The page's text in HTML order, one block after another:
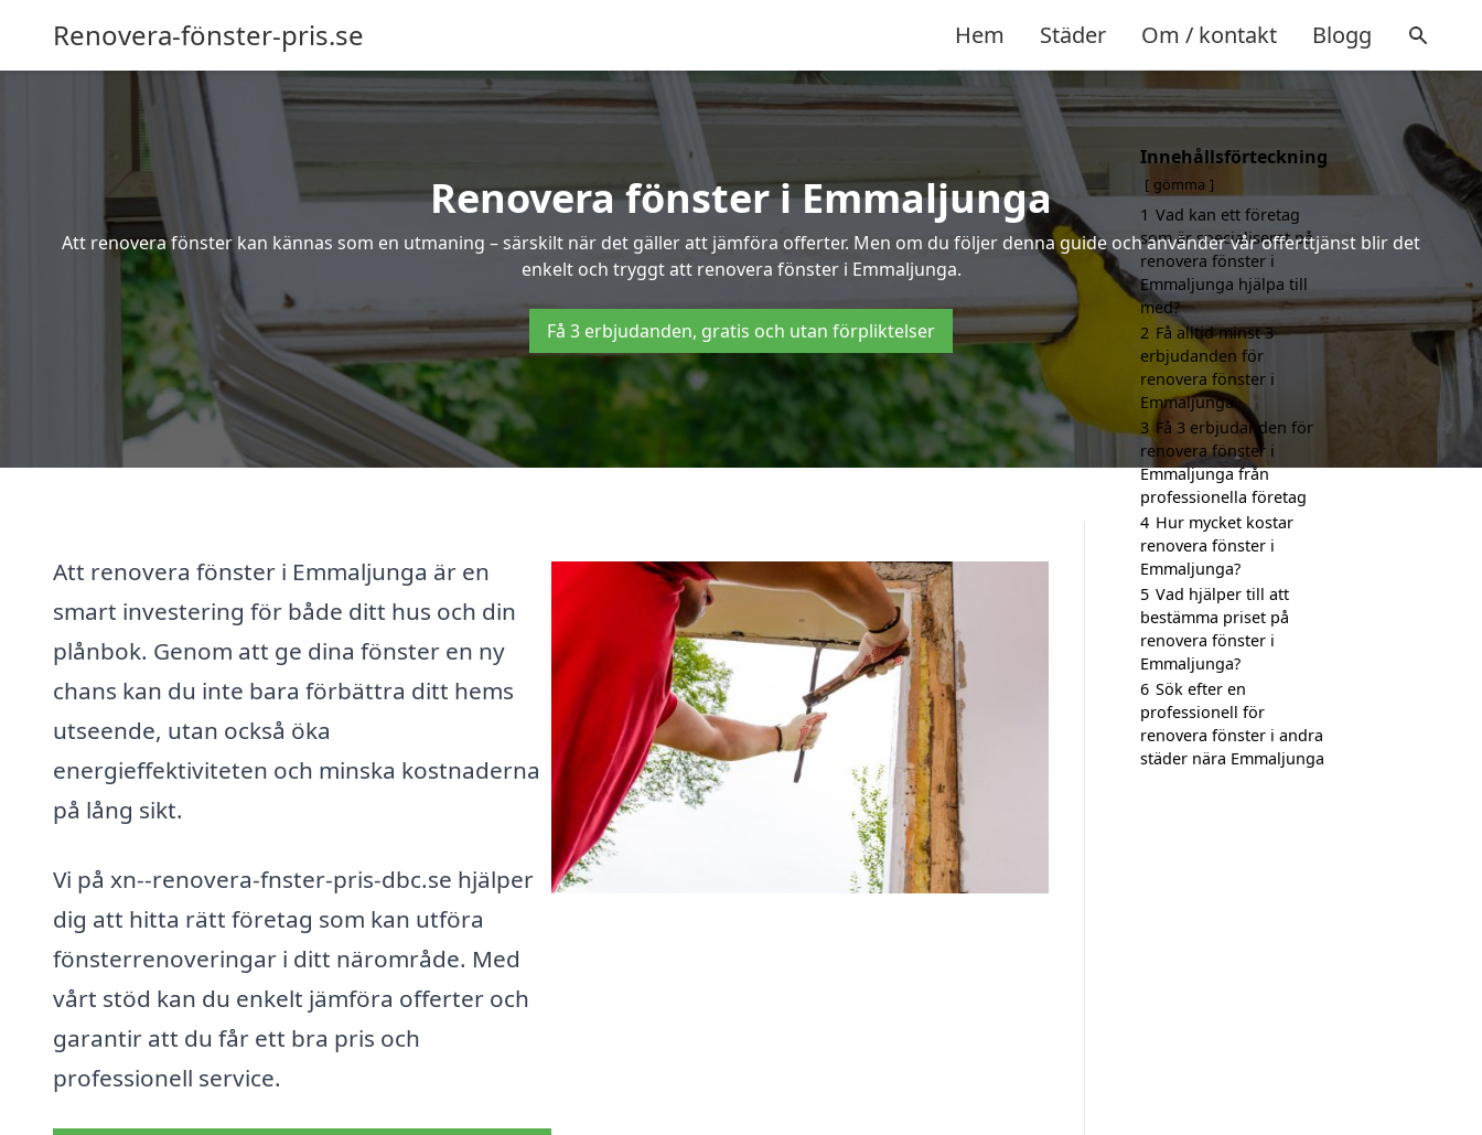
Renovera-fönster-pris.se Hem Städer Om / kontakt Blogg
Renovera fönster i Emmaljunga
Att renovera fönster kan kännas som en utmaning – särskilt när det gäller att jämföra offerter. Men om du följer denna guide och använder vår offerttjänst blir det
enkelt och tryggt att renovera fönster i Emmaljunga.
Få 3 erbjudanden, gratis och utan förpliktelser
Att renovera fönster i Emmaljunga är en
smart investering för både ditt hus och din
plånbok. Genom att ge dina fönster en ny
chans kan du inte bara förbättra ditt hems
utseende, utan också öka
energieffektiviteten och minska kostnaderna
på lång sikt.
Vi på xn--renovera-fnster-pris-dbc.se hjälper
dig att hitta rätt företag som kan utföra
fönsterrenoveringar i ditt närområde. Med
vårt stöd kan du enkelt jämföra offerter och
garantir att du får ett bra pris och
professionell service.
Innehållsförteckning
gömma
1 Vad kan ett företag
som är specialiserat på
renovera fönster i
Emmaljunga hjälpa till
med?
2 Få alltid minst 3
erbjudanden för
renovera fönster i
Emmaljunga
3 Få 3 erbjudanden för
renovera fönster i
Emmaljunga från
professionella företag
4 Hur mycket kostar
renovera fönster i
Emmaljunga?
5 Vad hjälper till att
bestämma priset på
renovera fönster i
Emmaljunga?
6 Sök efter en
professionell för
renovera fönster i andra
städer nära Emmaljunga